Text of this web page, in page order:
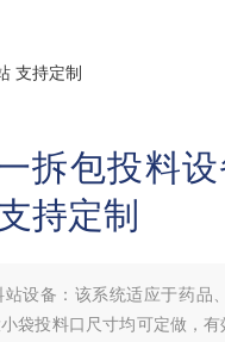
支持定制
拆包投料
持定制
站设备：该系统适应于药品
袋投料口尺寸均可定做，